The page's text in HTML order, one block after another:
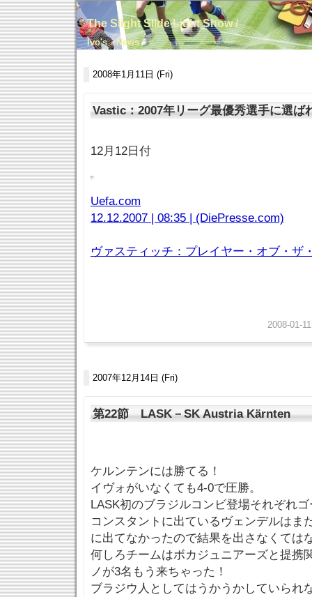
The Slight Slide Light Show /
Ivo's News
2008年1月11日 (Fri)
Vastic：2007年リーグ最優秀選手に選ば
12月12日付
Uefa.com
12.12.2007 | 08:35 | (DiePresse.com)
ヴァスティッチ：プレイヤー・オブ・ザ
2008-01-
2007年12月14日 (Fri)
第22節 LASK－SK Austria Kärnten
ケルンテンには勝てる！
イヴォがいなくても4-0で圧勝。
LASK初のブラジルコンビ登場それぞれ
コンスタントに出ているヴェンデルはま
に出てなかったので結果を出さなくては
何しろチームはボカジュニアーズと提携
ノが3名もう来ちゃった！
ブラジウ人としてはうかうかしていられ